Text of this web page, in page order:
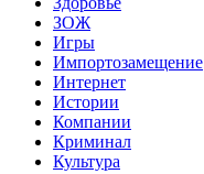
ЗОЖ
Игры
Импортозамещение
Интернет
Истории
Компании
Криминал
Культура